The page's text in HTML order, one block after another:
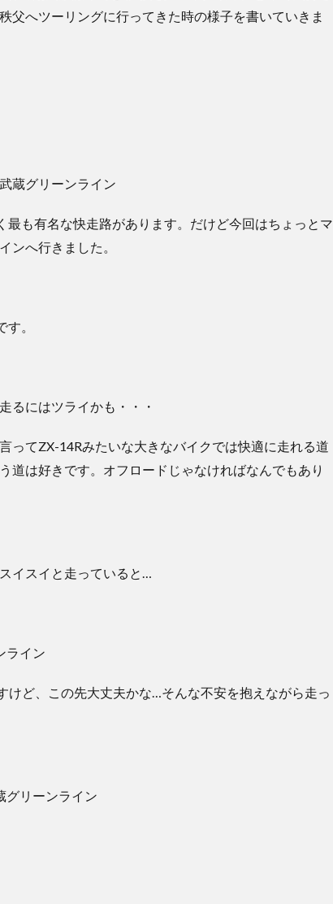
父へツーリングに行ってきた時の様子を書いていきま
も有名な快走路があります。だけど今回はちょっとマ
ンへ行きました。
。
ってZX-14Rみたいな大きなバイクでは快適に走れる道
道は好きです。オフロードじゃなければなんでもあり
イスイと走っていると…
ど、この先大丈夫かな…そんな不安を抱えながら走っ